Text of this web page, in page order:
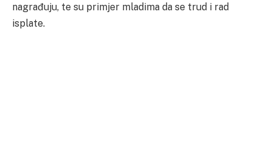
nagrađuju, te su primjer mladima da se trud i rad
isplate.